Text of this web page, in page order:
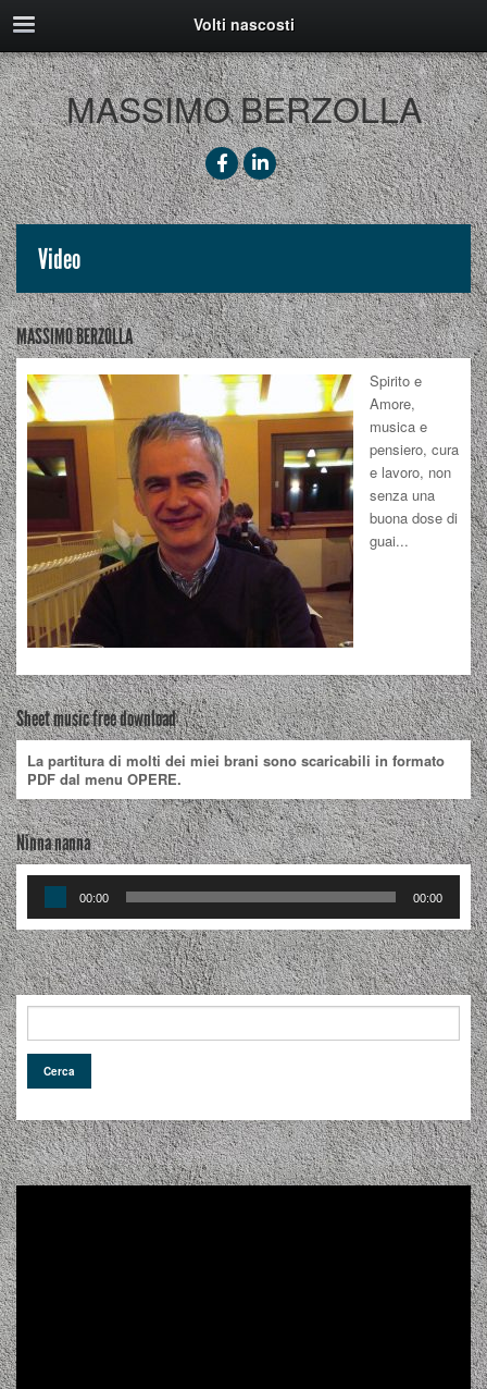
Volti nascosti
MASSIMO BERZOLLA
Video
MASSIMO BERZOLLA
Spirito e
Amore,
musica e
pensiero, cura
e lavoro, non
senza una
buona dose di
guai...
Sheet music free download
La partitura di molti dei miei brani sono scaricabili in formato
PDF dal menu OPERE.
Ninna nanna
Audio
Player
00:00 00:00